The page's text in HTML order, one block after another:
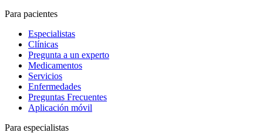
Para pacientes
Especialistas
Clínicas
Pregunta a un experto
Medicamentos
Servicios
Enfermedades
Preguntas Frecuentes
Aplicación móvil
Para especialistas